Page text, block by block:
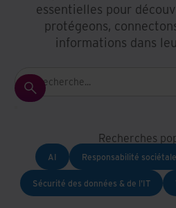
Latin America
Middle East North Africa And
essentielles pour
protégeons,
informations dans
Recherches
AI Responsabilité
Sécurité des données & de l'IT